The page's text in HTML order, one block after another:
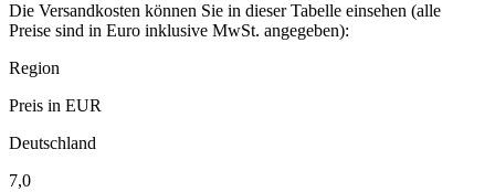
Die Versandkosten können Sie in dieser Tabelle einsehen (alle
Preise sind in Euro inklusive MwSt. angegeben):
Region
Preis in EUR
Deutschland
7,0